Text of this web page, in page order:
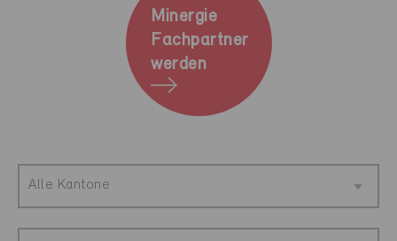
Minergie
Fachpartner
werden
Alle Kantone